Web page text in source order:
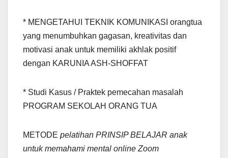
* MENGETAHUI TEKNIK KOMUNIKASI orangtua
yang menumbuhkan gagasan, kreativitas dan
motivasi anak untuk memiliki akhlak positif
dengan KARUNIA ASH-SHOFFAT
* Studi Kasus / Praktek pemecahan masalah
PROGRAM SEKOLAH ORANG TUA
METODE pelatihan PRINSIP BELAJAR anak
untuk memahami mental online Zoom